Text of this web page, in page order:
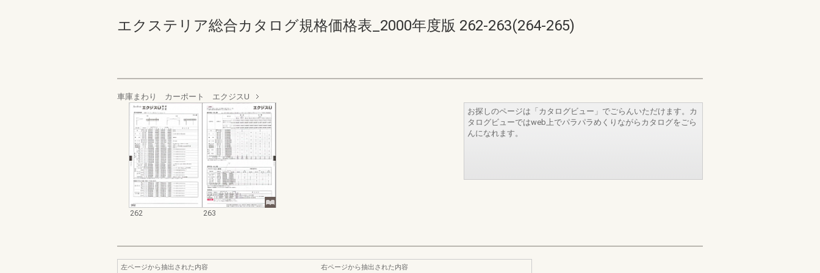
エクステリア総合カタログ規格価格表_2000年度版 262-263(264-265)
車庫まわり カーポート エクジスU
262 263
お探しのページは「カタログビュー」でごらんいただけます。カ
タログビューではweb上でパラパラめくりながらカタログをごら
んになれます。
左ページから抽出された内容
右ページから抽出された内容